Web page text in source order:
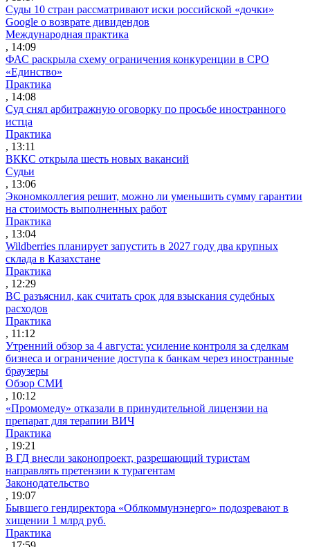
Суды 10 стран рассматривают иски российской «дочки»
Google о возврате дивидендов
Международная практика
, 14:09
ФАС раскрыла схему ограничения конкуренции в СРО
«Единство»
Практика
, 14:08
Суд снял арбитражную оговорку по просьбе иностранного
истца
Практика
, 13:11
ВККС открыла шесть новых вакансий
Судьи
, 13:06
Экономколлегия решит, можно ли уменьшить сумму гарантии
на стоимость выполненных работ
Практика
, 13:04
Wildberries планирует запустить в 2027 году два крупных
склада в Казахстане
Практика
, 12:29
ВС разъяснил, как считать срок для взыскания судебных
расходов
Практика
, 11:12
Утренний обзор за 4 августа: усиление контроля за сделкам
бизнеса и ограничение доступа к банкам через иностранные
браузеры
Обзор СМИ
, 10:12
«Промомеду» отказали в принудительной лицензии на
препарат для терапии ВИЧ
Практика
, 19:21
В ГД внесли законопроект, разрешающий туристам
направлять претензии к турагентам
Законодательство
, 19:07
Бывшего гендиректора «Облкоммунэнерго» подозревают в
хищении 1 млрд руб.
Практика